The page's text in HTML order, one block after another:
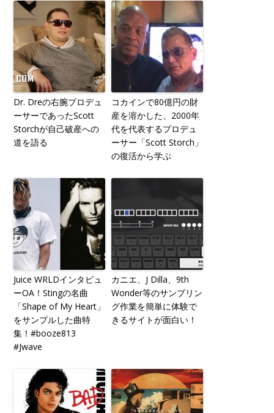
Dr. Dreの右腕プロデュ
ーサーであったScott
Storchが自己破産への
道を語る
コカインで80億円の財
産を溶かした、2000年
代を代表するプロデュ
ーサー「Scott Storch」
の復活から学ぶ
Juice WRLDインタビュ
ーOA！Stingの名曲
「Shape of My Heart」
をサンプルした曲特
集！#booze813
#Jwave
カニエ、J Dilla、9th
Wonder等のサンプリン
グ作業を簡単に体験で
きるサイトが面白い！